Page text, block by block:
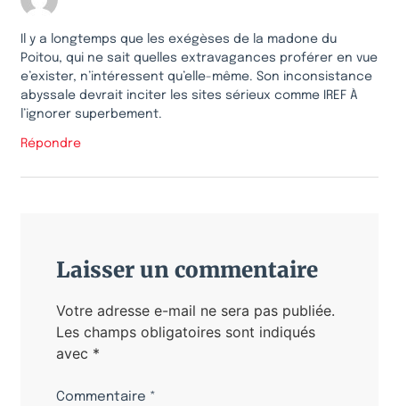
Il y a longtemps que les exégèses de la madone du
Poitou, qui ne sait quelles extravagances proférer en vue
e’exister, n’intéressent qu’elle-même. Son inconsistance
abyssale devrait inciter les sites sérieux comme IREF À
l’ignorer superbement.
Répondre
Laisser un commentaire
Votre adresse e-mail ne sera pas publiée.
Les champs obligatoires sont indiqués
avec *
Commentaire *